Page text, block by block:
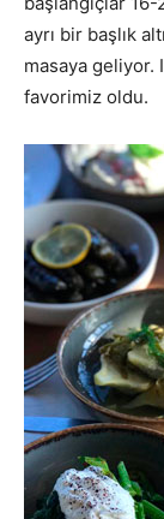
ayrı bir başlık
masaya geliyor.
favorimiz oldu.